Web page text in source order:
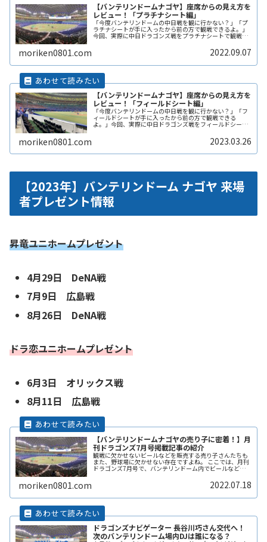
【バンテリンドームナゴヤ】座席からの見え方を
レビュー！「プラチナシート編」
「今度バンテリンドームの中日戦を観に行かない？」「プ
ラチナシートが手に入ったから前の方で観戦できるよ。」
今回、実際に中日ドラゴンズ戦をプラチナシートで観戦し
てきました。ここでは、プラチナシートからの見え方を写
moriken0801.com 2022.09.07
【バンテリンドームナゴヤ】座席からの見え方を
レビュー！「フィールドシート編」
「今度バンテリンドームの中日戦を観に行かない？」「フ
ィールドシートが手に入ったから前の方で観戦できる
よ。」今回、実際に中日ドラゴンズ戦をフィールドシート
moriken0801.com 2023.03.26
【2023年】バンテリンドーム ナゴヤ 来場
者プレゼント情報
昇竜ユニホームプレゼント
4月29日 DeNA戦
7月9日 広島戦
8月26日
DeNA戦
ドラ恋ユニホームプレゼント
6月3日
オリックス戦
8月11日
広島戦
【バンテリンドームナゴヤの売り子に密着！】月
刊ドラゴンズ7月号掲載記事の紹介
観戦に欠かせないビールなどを販売する売り子さんたちも
また、野球場に欠かせない存在ですよね。 ここでは、月刊
ドラゴンズ7月号で、バンテリンドーム内でビールなどを
販売する売り子さんの働きに密着した記事を紹介していま
moriken0801.com 2022.07.18
ドラゴンズナビゲーター 長谷川巧さん交代へ！
次のバンテリンドーム場内DJは誰になる？